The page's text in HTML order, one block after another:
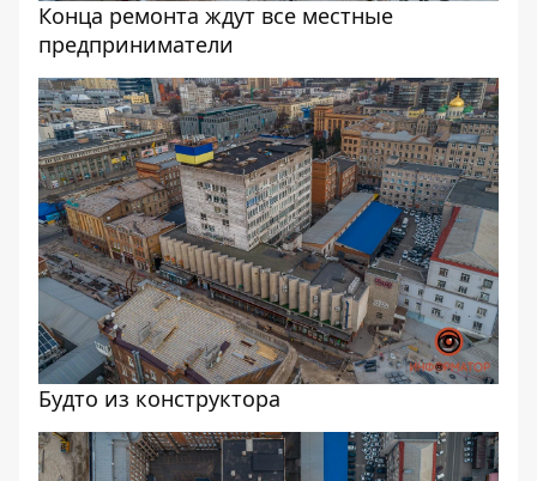
Конца ремонта ждут все местные
предприниматели
Будто из конструктора